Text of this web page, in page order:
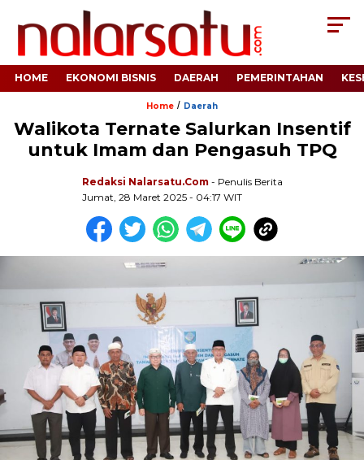
HOME EKONOMI BISNIS DAERAH PEMERINTAHAN
Home / Daerah
Walikota Ternate Salurkan Insentif
untuk Imam dan Pengasuh TPQ
Redaksi Nalarsatu.com - Penulis Berita
Jumat, 28 Maret 2025 - 04:17 WIT